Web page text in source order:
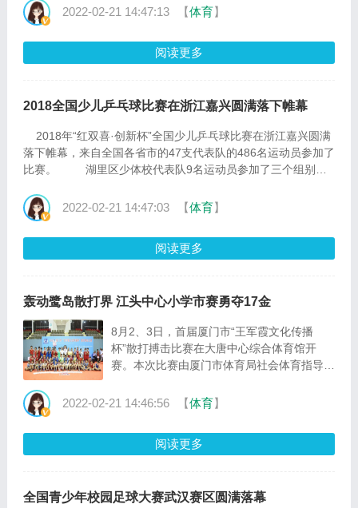
比赛。 在初中组五个项目的比赛中，湖里中学代表队5名参
赛队员（4男1女）在所报的四个项目（男子单打、女子单打、
男子双打、混合双打）中获得了其中三项···
2022-02-21 14:47:13 【体育】
阅读更多
2018全国少儿乒乓球比赛在浙江嘉兴圆满落下帷幕
2018年“红双喜·创新杯”全国少儿乒乓球比赛在浙江嘉兴圆满
落下帷幕，来自全国各省市的47支代表队的486名运动员参加了
比赛。 湖里区少体校代表队9名运动员参加了三个组别的
打敢拼，出色发挥，挺进决赛，获得了少年组女子团体亚军。
这是我校乒乓球队建队以来在全国比赛中女子团体项目取得的
···
2022-02-21 14:47:03 【体育】
阅读更多
轰动鹭岛散打界 江头中心小学市赛勇夺17金
8月2、3日，首届厦门市“王军霞文化传播
杯”散打搏击比赛在大唐中心综合体育馆开
赛。本次比赛由厦门市体育局社会体育指导中
武术协会承办。比赛分为幼儿男子组，少儿女
甲、乙组，少年女子甲、乙组九个组别，吸引
了厦门、泉州、漳州以及香港共25支代表
2022-02-21 14:46:56 【体育】
阅读更多
全国青少年校园足球大赛武汉赛区圆满落幕